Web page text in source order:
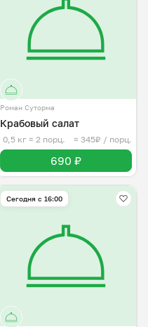
Роман Суторма
Крабовый салат
0,5 кг ≈ 2 порц. ≈ 345₽ / порц.
690 ₽
Сегодня с 16:00